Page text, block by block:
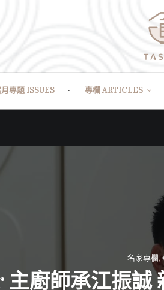
專題 ISSUES 專欄 ARTICLES
名家專欄,
廚師承江振誠